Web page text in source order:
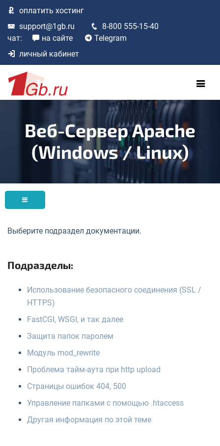
оплатить хостинг
support@1gb.ru
8-800 555-15-40
чат:
на сайте
Telegram
личный кабинет
Веб-Сервер Apache
(Windows / Linux)
Выберите подраздел документации.
Подразделы:
Использование безопасного соединения (SSL /
HTTPS)
FastCGI, WSGI, и так далее
Защита папок паролем
Модуль mod_rewrite
Проблема тайм-аута при http upload
Страницы ошибок 404, 500
Управление папками с помощью .htaccess
Другая информация по этой теме